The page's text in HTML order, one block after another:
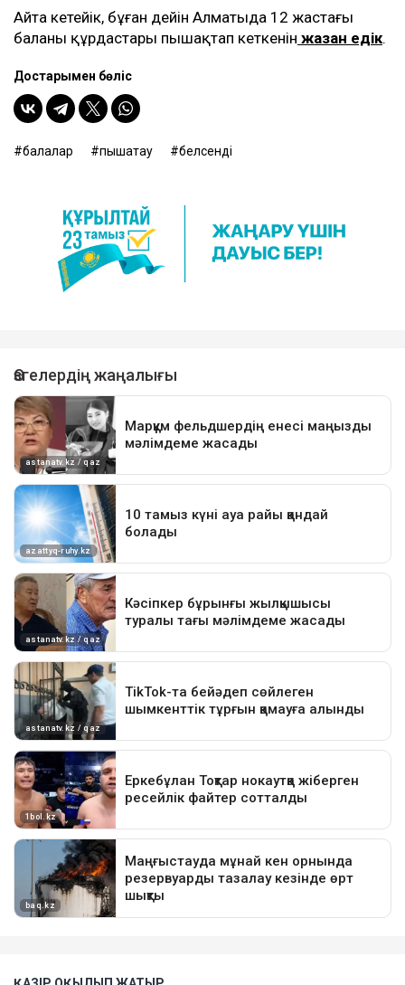
Айта кетейік, бұған дейін Алматыда 12 жастағы
баланы құрдастары пышақтап кеткенін жазған едік.
Достарыңмен бөліс
балалар пышақтау белсенді